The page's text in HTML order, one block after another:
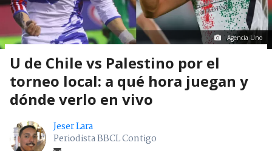
Agencia Uno
U de Chile vs Palestino por el
torneo local: a qué hora juegan y
dónde verlo en vivo
Jeser Lara
Periodista BBCL Contigo